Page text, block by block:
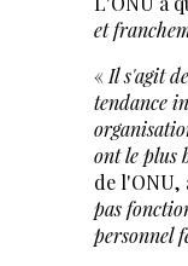
et
« Il s'agit
tendance
ont le plus
de l'ONU,
pas
personnel